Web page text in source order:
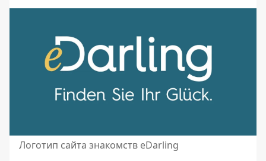
Логотип сайта знакомств eDarling